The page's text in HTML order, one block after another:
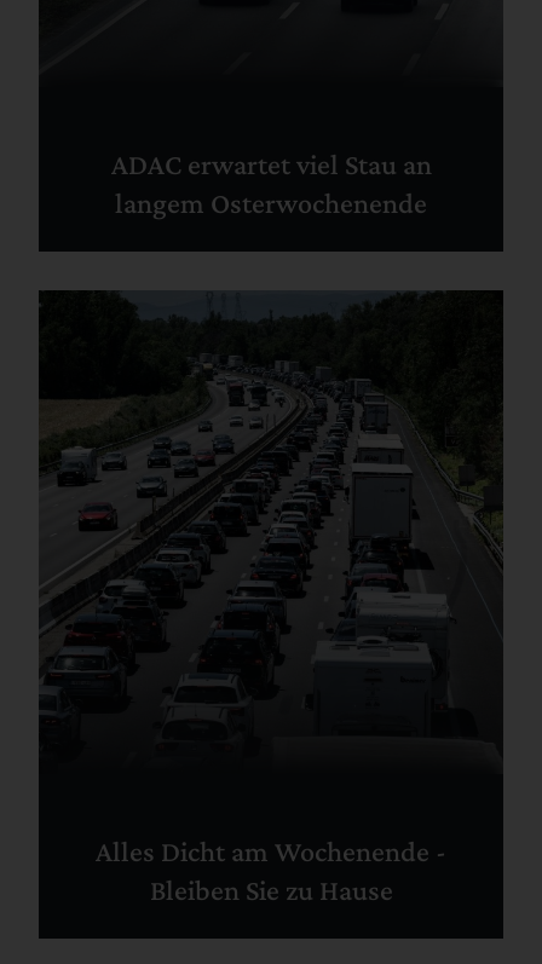
ADAC erwartet viel Stau an
langem Osterwochenende
Alles Dicht am Wochenende -
Bleiben Sie zu Hause